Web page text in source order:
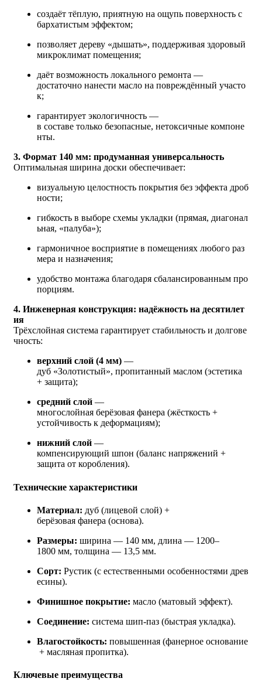
создаёт тёплую, приятную на ощупь поверхность с
бархатистым эффектом;
позволяет дереву «дышать», поддерживая здоровый
микроклимат помещения;
даёт возможность локального ремонта —
достаточно нанести масло на повреждённый участо
к;
гарантирует экологичность —
в составе только безопасные, нетоксичные компоне
нты.
3. Формат 140 мм: продуманная универсальность
Оптимальная ширина доски обеспечивает:
визуальную целостность покрытия без эффекта дроб
ности;
гибкость в выборе схемы укладки (прямая, диагонал
ьная, «палуба»);
гармоничное восприятие в помещениях любого раз
мера и назначения;
удобство монтажа благодаря сбалансированным про
порциям.
4. Инженерная конструкция: надёжность на десятилет
ия
Трёхслойная система гарантирует стабильность и долгове
чность:
верхний слой (4 мм) —
дуб «Золотистый», пропитанный маслом (эстетика
+ защита);
средний слой —
многослойная берёзовая фанера (жёсткость +
устойчивость к деформациям);
нижний слой —
компенсирующий шпон (баланс напряжений +
защита от коробления).
Технические характеристики
Материал: дуб (лицевой слой) +
берёзовая фанера (основа).
Размеры: ширина — 140 мм, длина — 1200–
1800 мм, толщина — 13,5 мм.
Сорт: Рустик (с естественными особенностями древ
есины).
Финишное покрытие: масло (матовый эффект).
Соединение: система шип-паз (быстрая укладка).
Влагостойкость: повышенная (фанерное основание
+ масляная пропитка).
Ключевые преимущества